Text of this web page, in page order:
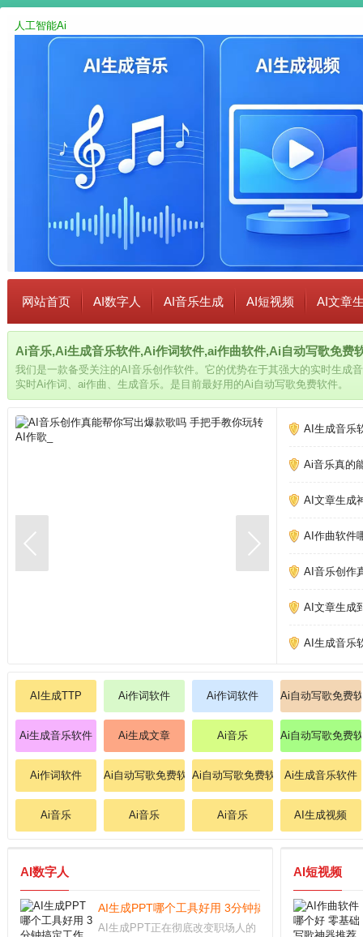
人工智能Ai
网站首页 AI数字人 AI音乐生成 AI短视频 AI文章
Ai音乐,Ai生成音乐软件,Ai作词软件,ai作曲软件,Ai自动写歌免费
我们是一款备受关注的AI音乐创作软件。它的优势在于其强大的实时生成
实时Ai作词、ai作曲、生成音乐。是目前最好用的Ai自动写歌免费软件。
AI生成音乐
Ai音乐真的
AI文章生成
AI作曲软件
AI音乐创作
AI文章生成
AI生成音乐
AI生成TTP Ai作词软件 Ai作词软件 Ai自动写歌免费
Ai生成音乐软件 Ai生成文章 Ai音乐 Ai自动写歌免费
Ai作词软件 Ai自动写歌免费软件Ai自动写歌免费软件Ai生成音乐软件
Ai音乐 Ai音乐 Ai音乐 AI生成视频
AI数字人
AI生成PPT哪个工具好用 3分钟搞定工作汇报_
AI生成PPT正在彻底改变职场人的
AI短视频